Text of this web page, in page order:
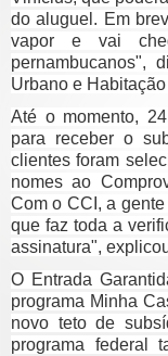
do aluguel. Em
vapor e vai
pernambucanos",
Urbano e
Até o momento,
para receber o
clientes foram
nomes ao
Com o CCI, a
que faz toda a
assinatura",
O Entrada
programa Minha
novo teto de
programa federal